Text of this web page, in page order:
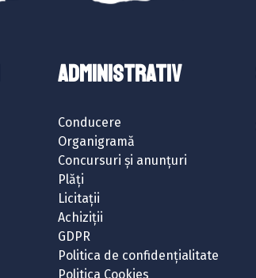
ADMINISTRATIV
Conducere
Organigramă
Concursuri și anunțuri
Plăți
Licitații
Achiziții
GDPR
Politica de confidențialitate
Politica Cookies